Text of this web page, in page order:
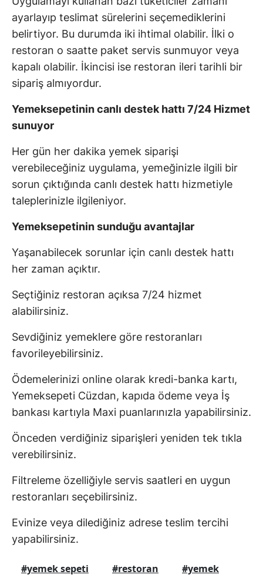
ayarlayıp teslimat sürelerini seçemediklerini
belirtiyor. Bu durumda iki ihtimal olabilir. İlki o
restoran o saatte paket servis sunmuyor veya
kapalı olabilir. İkincisi ise restoran ileri tarihli bir
sipariş almıyordur.
Yemeksepetinin canlı destek hattı 7/24 Hizmet
sunuyor
Her gün her dakika yemek siparişi
verebileceğiniz uygulama, yemeğinizle ilgili bir
sorun çıktığında canlı destek hattı hizmetiyle
taleplerinizle ilgileniyor.
Yemeksepetinin sunduğu avantajlar
Yaşanabilecek sorunlar için canlı destek hattı
her zaman açıktır.
Seçtiğiniz restoran açıksa 7/24 hizmet
alabilirsiniz.
Sevdiğiniz yemeklere göre restoranları
favorileyebilirsiniz.
Ödemelerinizi online olarak kredi-banka kartı,
Yemeksepeti Cüzdan, kapıda ödeme veya İş
bankası kartıyla Maxi puanlarınızla yapabilirsiniz.
Önceden verdiğiniz siparişleri yeniden tek tıkla
verebilirsiniz.
Filtreleme özelliğiyle servis saatleri en uygun
restoranları seçebilirsiniz.
Evinize veya dilediğiniz adrese teslim tercihi
yapabilirsiniz.
#yemek sepeti #restoran #yemek